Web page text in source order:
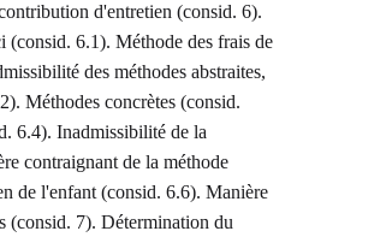
d'entretien (consid. 6).
(consid. 6.1). Méthode des frais de
des méthodes abstraites,
Méthodes concrètes (consid.
6.4). Inadmissibilité de la
contraignant de la méthode
de l'enfant (consid. 6.6). Manière
(consid. 7). Détermination du